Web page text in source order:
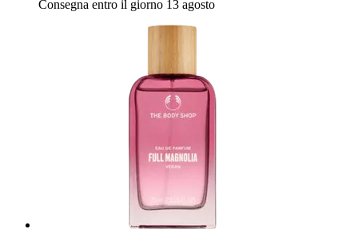
Consegna entro il giorno 13 agosto